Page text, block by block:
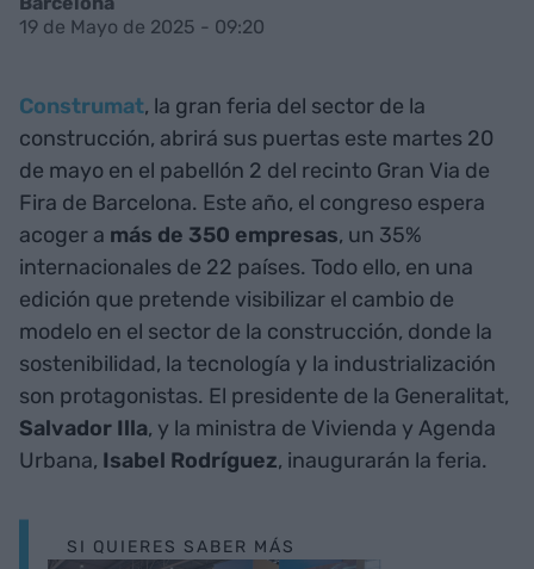
19 de Mayo de 2025 - 09:20
Construmat, la gran feria del sector de la
construcción, abrirá sus puertas este martes 20
de mayo en el pabellón 2 del recinto Gran Via de
Fira de Barcelona. Este año, el congreso espera
acoger a más de 350 empresas, un 35%
internacionales de 22 países. Todo ello, en una
edición que pretende visibilizar el cambio de
modelo en el sector de la construcción, donde la
sostenibilidad, la tecnología y la industrialización
son protagonistas. El presidente de la Generalitat,
Salvador Illa, y la ministra de Vivienda y Agenda
Urbana, Isabel Rodríguez, inaugurarán la feria.
SI QUIERES SABER MÁS